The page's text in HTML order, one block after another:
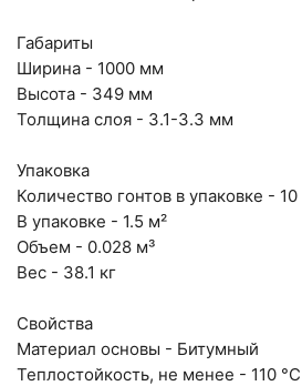
Написать в МАКС
Написать в Telegram
Написать на почту
г.Самара, ул. Садовая, дом 199,
(вывеска "Мир кирпича")
пн-пт с 9:00 до 18:00
+7 (993) 993-77-22
Габариты
Ширина - 1000 мм
Высота - 349 мм
Толщина слоя - 3.1-3.3 мм
Упаковка
Количество гонтов в упаковке - 10
В упаковке - 1.5 м²
Объем - 0.028 м³
Вес - 38.1 кг
Свойства
Материал основы - Битумный
Теплостойкость, не менее - 110 °С